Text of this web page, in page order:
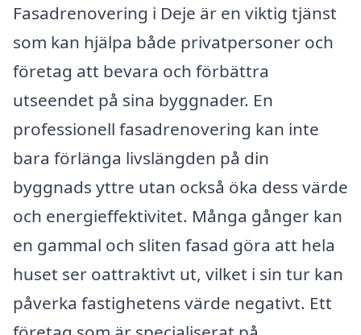
Fasadrenovering i Deje är en viktig tjänst
som kan hjälpa både privatpersoner och
företag att bevara och förbättra
utseendet på sina byggnader. En
professionell fasadrenovering kan inte
bara förlänga livslängden på din
byggnads yttre utan också öka dess värde
och energieffektivitet. Många gånger kan
en gammal och sliten fasad göra att hela
huset ser oattraktivt ut, vilket i sin tur kan
påverka fastighetens värde negativt. Ett